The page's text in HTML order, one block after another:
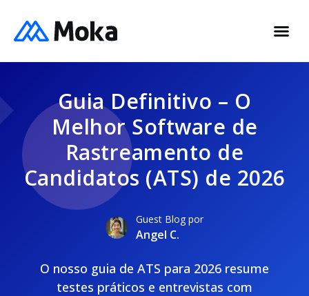
Guia Definitivo – O
Melhor Software de
Rastreamento de
Candidatos (ATS) de 2026
Guest Blog por
Angel C.
O nosso guia de ATS para 2026 resume
testes práticos e entrevistas com